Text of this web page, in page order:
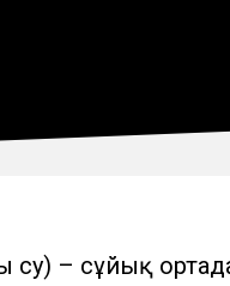
су) – сұйық